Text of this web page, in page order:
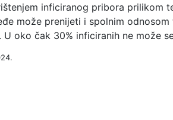
inficiranog pribora prilikom
može prenijeti i spolnim
oko čak 30% inficiranih ne može